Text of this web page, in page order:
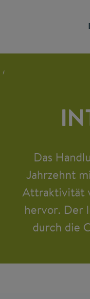
Das
Jahrzehnt
Attraktivität
hervor. Der
durch die